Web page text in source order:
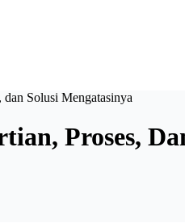
Solusi Mengatasinya
Proses,